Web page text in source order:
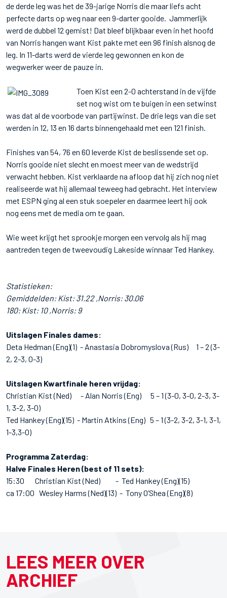
de derde leg was het de 39-jarige Norris die maar liefs acht
perfecte darts op weg naar een 9-darter gooide. Jammerlijk
werd de dubbel 12 gemist! Dat bleef blijkbaar even in het hoofd
van Norris hangen want Kist pakte met een 96 finish alsnog de
leg. In 11-darts werd de vierde leg gewonnen en kon de
wegwerker weer de pauze in.
Toen Kist een 2-0 achterstand in de vijfde
set nog wist om te buigen in een setwinst
was dat al de voorbode van partijwinst. De drie legs van die set
werden in 12, 13 en 16 darts binnengehaald met een 121 finish.
Finishes van 54, 76 en 60 leverde Kist de beslissende set op.
Norris gooide niet slecht en moest meer van de wedstrijd
verwacht hebben. Kist verklaarde na afloop dat hij zich nog niet
realiseerde wat hij allemaal teweeg had gebracht. Het interview
met ESPN ging al een stuk soepeler en daarmee leert hij ook
nog eens met de media om te gaan.
Wie weet krijgt het sprookje morgen een vervolg als hij mag
aantreden tegen de tweevoudig Lakeside winnaar Ted Hankey.
Statistieken:
Gemiddelden: Kist: 31.22 ,Norris: 30.06
180: Kist: 10 ,Norris: 9
Uitslagen Finales dames:
Deta Hedman (Eng)(1) - Anastasia Dobromyslova (Rus) 1 – 2 (3-
2, 2-3, 0-3)
Uitslagen Kwartfinale heren vrijdag:
Christian Kist (Ned) - Alan Norris (Eng) 5 – 1 (3-0, 3-0, 2-3, 3-
1, 3-2, 3-0)
Ted Hankey (Eng)(15) - Martin Atkins (Eng) 5 – 1 (3-2, 3-2, 3-1, 3-1,
1-3,3-0)
Programma Zaterdag:
Halve Finales Heren (best of 11 sets):
15:30 Christian Kist (Ned) - Ted Hankey (Eng)(15)
ca 17:00 Wesley Harms (Ned)(13) - Tony O’Shea (Eng)(8)
LEES MEER OVER
ARCHIEF